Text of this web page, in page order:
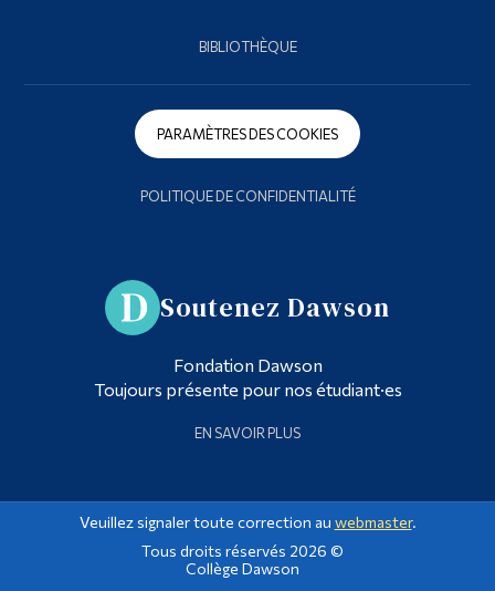
BIBLIOTHÈQUE
PARAMÈTRES DES COOKIES
POLITIQUE DE CONFIDENTIALITÉ
Soutenez Dawson
Fondation Dawson
Toujours présente pour nos étudiant·es
EN SAVOIR PLUS
Veuillez signaler toute correction au webmaster.
Tous droits réservés 2026 ©
Collège Dawson